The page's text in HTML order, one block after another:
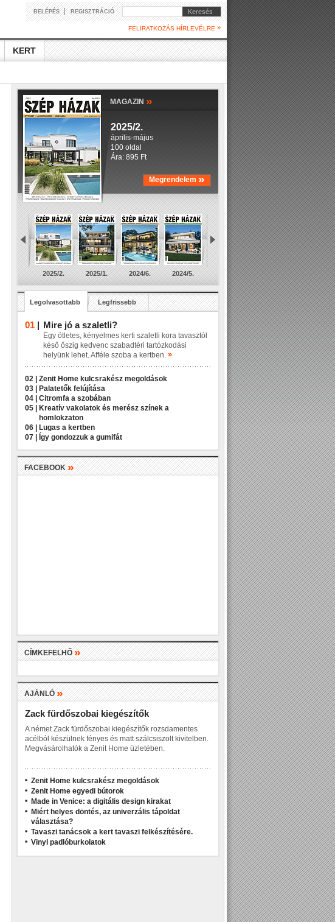
BELÉPÉS| REGISZTRÁCIÓ Keresés
FELIRATKOZÁS HÍRLEVÉLRE »
KERT
MAGAZIN »
2025/2.
április-május
100 oldal
Ára: 895 Ft
Megrendelem »
2025/2. 2025/1. 2024/6. 2024/5.
Legolvasottabb Legfrissebb
01 | Mire jó a szaletli?
Egy ötletes, kényelmes kerti szaletli kora tavasztól
késő őszig kedvenc szabadtéri tartózkodási
helyünk lehet. Afféle szoba a kertben. »
02 |
Zenit Home kulcsrakész megoldások
03 |
Palatetők felújítása
04 |
Citromfa a szobában
05 |
Kreatív vakolatok és merész színek a
homlokzaton
06 |
Lugas a kertben
07 |
Így gondozzuk a gumifát
FACEBOOK»
CÍMKEFELHŐ»
AJÁNLÓ»
Zack fürdőszobai kiegészítők
A német Zack fürdőszobai kiegészítők rozsdamentes
acélból készülnek fényes és matt szálcsiszolt kivitelben.
Megvásárolhatók a Zenit Home üzletében.
Zenit Home kulcsrakész megoldások
Zenit Home egyedi bútorok
Made in Venice: a digitális design kirakat
Miért helyes döntés, az univerzális tápoldat
választása?
Tavaszi tanácsok a kert tavaszi felkészítésére.
Vinyl padlóburkolatok